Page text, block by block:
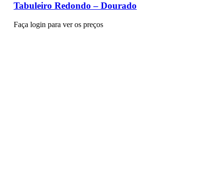
Tabuleiro Redondo – Dourado
Faça login para ver os preços